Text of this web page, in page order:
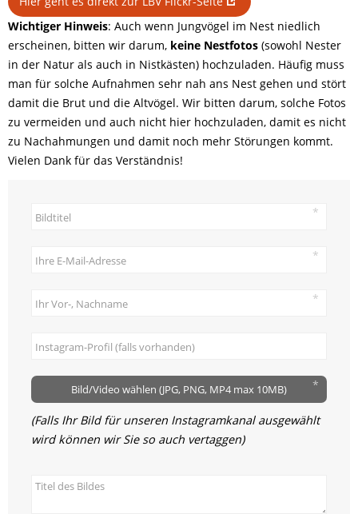
Wichtiger Hinweis: Auch wenn Jungvögel im Nest niedlich
erscheinen, bitten wir darum, keine Nestfotos (sowohl Nester
in der Natur als auch in Nistkästen) hochzuladen. Häufig muss
man für solche Aufnahmen sehr nah ans Nest gehen und stört
damit die Brut und die Altvögel. Wir bitten darum, solche Fotos
zu vermeiden und auch nicht hier hochzuladen, damit es nicht
zu Nachahmungen und damit noch mehr Störungen kommt.
Vielen Dank für das Verständnis!
Bild/Video wählen (JPG, PNG, MP4 max 10MB)
(Falls Ihr Bild für unseren Instagramkanal ausgewählt
wird können wir Sie so auch vertaggen)